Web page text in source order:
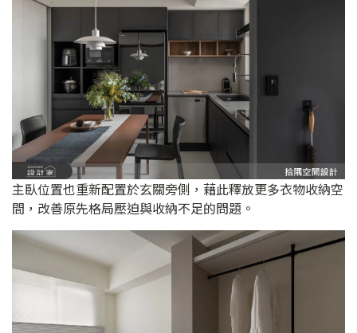
主臥位置也重新配置於玄關旁側，藉此釋放更多衣物收納空
間，改善原先格局壓迫與收納不足的問題。